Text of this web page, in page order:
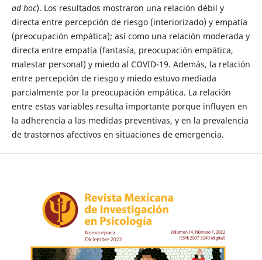
ad hoc). Los resultados mostraron una relación débil y
directa entre percepción de riesgo (interiorizado) y empatía
(preocupación empática); así como una relación moderada y
directa entre empatía (fantasía, preocupación empática,
malestar personal) y miedo al COVID-19. Además, la relación
entre percepción de riesgo y miedo estuvo mediada
parcialmente por la preocupación empática. La relación
entre estas variables resulta importante porque influyen en
la adherencia a las medidas preventivas, y en la prevalencia
de trastornos afectivos en situaciones de emergencia.